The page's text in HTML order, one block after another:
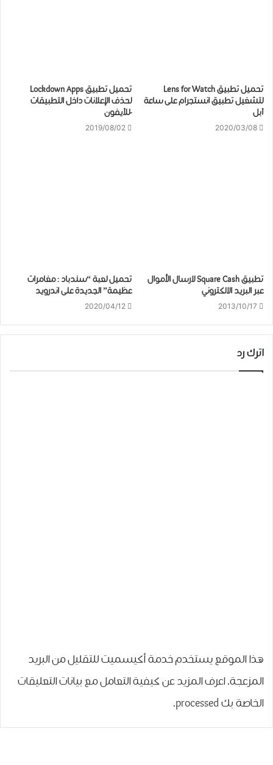
تحميل ﺗﻄﺒﻴﻖ Lens for Watch
لتشغيل تطبيق انستجرام على ساعة
آبل
2020/03/08
تحميل ﺗﻄﺒﻴﻖ Lockdown Apps
ﻟﺤﺬﻑ ﺍﻹﻋﻼﻧﺎﺕ داخل ﺍﻟﺘﻄﺒﻴﻘﺎﺕ
-للآيفون
2019/08/02
تطبيق Square Cash لارسال الأموال
عبر البريد الالكتروني
2013/10/17
تحميل لعبة “ﺳﻨﺪﺑﺎﺩ : ﻣﻐﺎﻣﺮﺍﺕ
ﻋﻈﻴﻤﺔ” الجديدة على اندرويد
2020/04/12
اترك رد
هذا الموقع يستخدم خدمة أكيسميت للتقليل من البريد
المزعجة.اعرف المزيد عن كيفية التعامل مع بيانات التعليقات
الخاصة بك processed
.